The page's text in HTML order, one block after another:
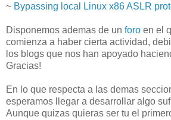
~ Bypassing local Linux x86 ASLR
Disponemos ademas de un foro en el
comienza a haber cierta actividad,
los blogs que nos han apoyado
Gracias!
En lo que respecta a las demas
esperamos llegar a desarrollar algo
Aunque quizas quieras ser tu el